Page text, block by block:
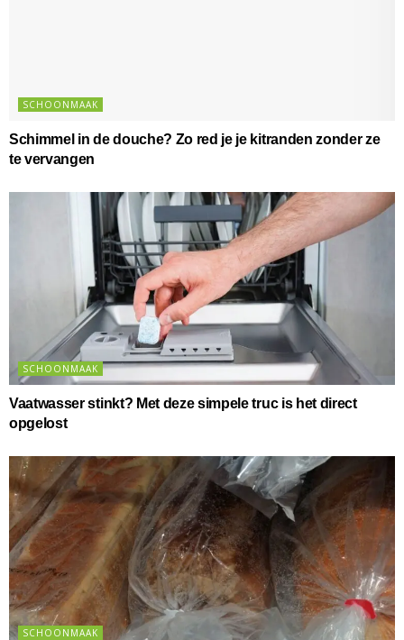
SCHOONMAAK
Schimmel in de douche? Zo red je je kitranden zonder ze
te vervangen
SCHOONMAAK
Vaatwasser stinkt? Met deze simpele truc is het direct
opgelost
SCHOONMAAK